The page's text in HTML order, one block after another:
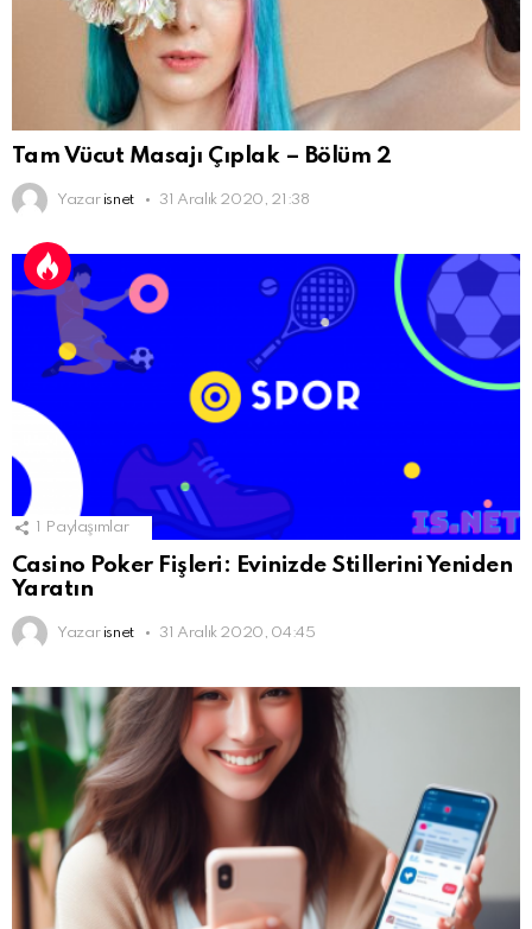
Tam Vücut Masajı Çıplak – Bölüm 2
Yazar isnet 31 Aralık 2020, 21:38
1 Paylaşımlar
Casino Poker Fişleri: Evinizde Stillerini Yeniden
Yaratın
Yazar isnet 31 Aralık 2020, 04:45